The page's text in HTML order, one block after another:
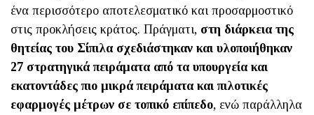
ένα περισσότερο αποτελεσματικό και προσαρμοστικό
στις προκλήσεις κράτος. Πράγματι, στη διάρκεια της
θητείας του Σίπιλα σχεδιάστηκαν και υλοποιήθηκαν
27 στρατηγικά πειράματα από τα υπουργεία και
εκατοντάδες πιο μικρά πειράματα και πιλοτικές
εφαρμογές μέτρων σε τοπικό επίπεδο, ενώ παράλληλα